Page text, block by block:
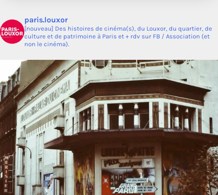
paris.louxor
[nouveau] Des histoires de cinéma(s), du Louxor, du quartier, de
culture et de patrimoine à Paris et + rdv sur FB / Association (et
non le cinéma).